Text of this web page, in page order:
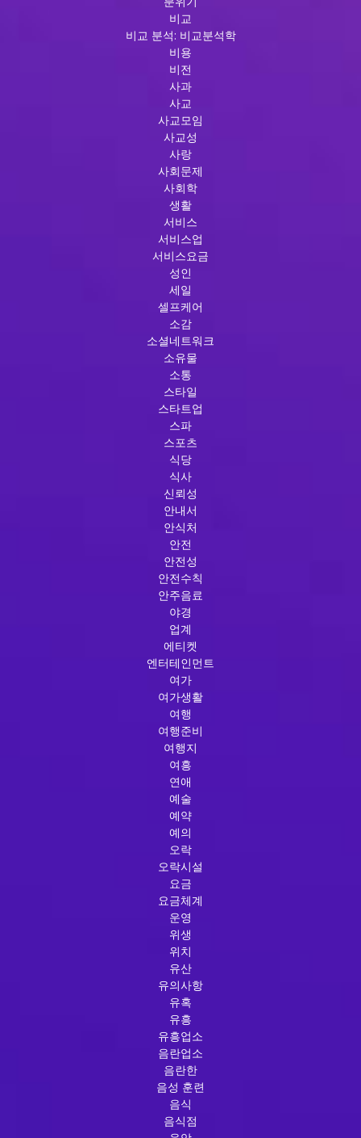
비교
비교 분석: 비교분석학
비용
비전
사과
사교
사교모임
사교성
사랑
사회문제
사회학
생활
서비스
서비스업
서비스요금
성인
세일
셀프케어
소감
소셜네트워크
소유물
소통
스타일
스타트업
스파
스포츠
식당
식사
신뢰성
안내서
안식처
안전
안전성
안전수칙
안주음료
야경
업계
에티켓
엔터테인먼트
여가
여가생활
여행
여행준비
여행지
여흥
연애
예술
예약
예의
오락
오락시설
요금
요금체계
운영
위생
위치
유산
유의사항
유혹
유흥
유흥업소
음란업소
음란한
음성 훈련
음식
음식점